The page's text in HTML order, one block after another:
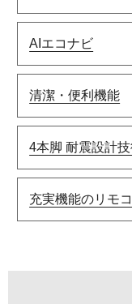
AIエコナビ
清潔・便利機能
4本脚 耐震設計
充実機能のリモ